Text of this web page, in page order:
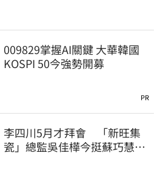
009829掌握AI關鍵 大華韓國
KOSPI 50今強勢開募
PR
李四川5月才拜會 「新旺集
瓷」總監吳佳樺今挺蘇巧慧：